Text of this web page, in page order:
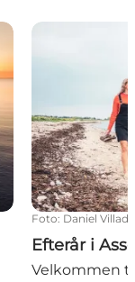
Efterår i
Foto: Daniel
Efterår i
Velkommen